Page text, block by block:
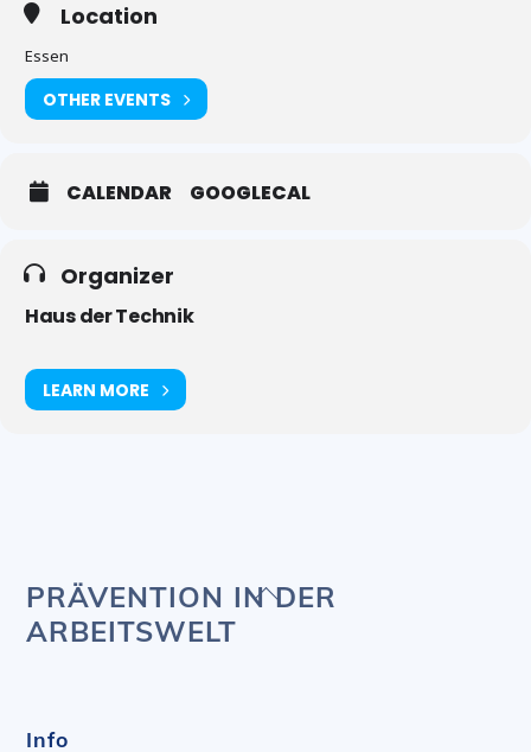
Location
Essen
OTHER EVENTS
CALENDAR GOOGLECAL
Organizer
Haus der Technik
LEARN MORE
Back
PRÄVENTION IN DER
ARBEITSWELT
Info